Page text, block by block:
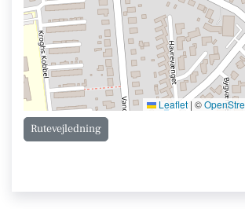
Leaflet | ©
Rutevejledning